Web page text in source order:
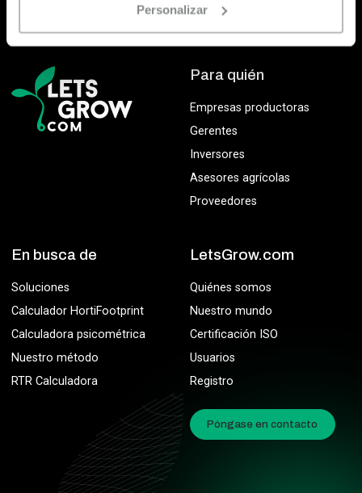
Personalizar
Para quién
Empresas productoras
Gerentes
Inversores
Asesores agrícolas
Proveedores
En busca de
Soluciones
Calculador HortiFootprint
Calculadora psicométrica
Nuestro método
RTR Calculadora
LetsGrow.com
Quiénes somos
Nuestro mundo
Certificación ISO
Usuarios
Registro
Póngase en contacto